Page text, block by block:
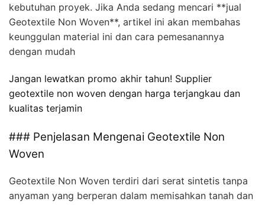
kebutuhan proyek. Jika Anda sedang mencari **jual
Geotextile Non Woven**, artikel ini akan membahas
keunggulan material ini dan cara pemesanannya
dengan mudah
Jangan lewatkan promo akhir tahun! Supplier
geotextile non woven dengan harga terjangkau dan
kualitas terjamin
### Penjelasan Mengenai Geotextile Non
Woven
Geotextile Non Woven terdiri dari serat sintetis tanpa
anyaman yang berperan dalam memisahkan tanah dan